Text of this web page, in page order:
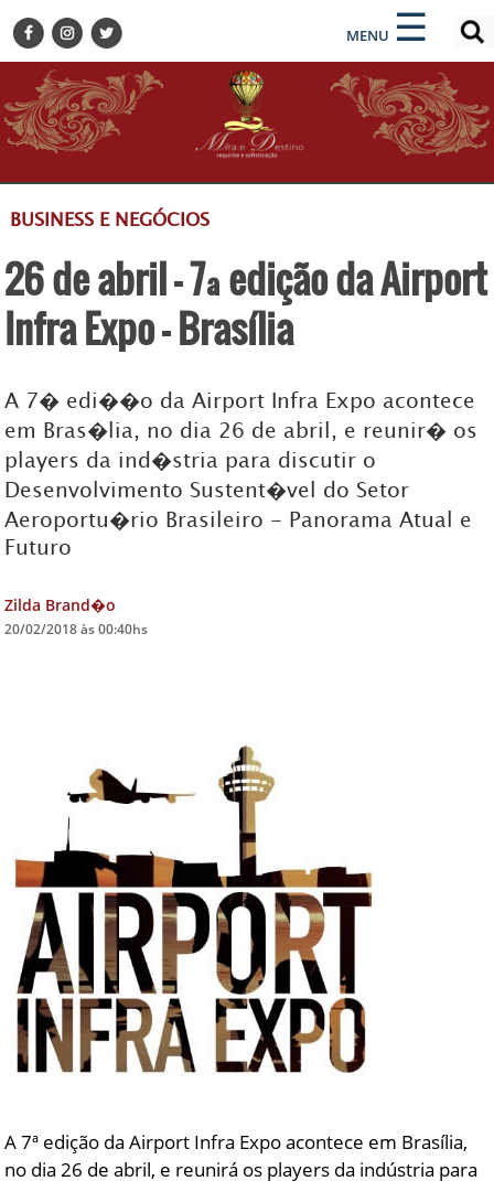
MENU ☰
×
BELEZA
BUSINESS E NEGÓCIOS
CULTURA
DESTINOS
GASTRONOMIA
HOTELARIA
MODA
SOCIAL
TURISMO
ZILDA BRANDÃO
×
ENCONTRE SUA NOTÍCIA
BUSINESS E NEGÓCIOS
26 de abril - 7ª edição da Airport
Infra Expo - Brasília
A 7� edi��o da Airport Infra Expo acontece
em Bras�lia, no dia 26 de abril, e reunir� os
players da ind�stria para discutir o
Desenvolvimento Sustent�vel do Setor
Aeroportu�rio Brasileiro - Panorama Atual e
Futuro
Zilda Brand�o
20/02/2018 às 00:40hs
A 7ª edição da Airport Infra Expo acontece em Brasília,
no dia 26 de abril, e reunirá os players da indústria para